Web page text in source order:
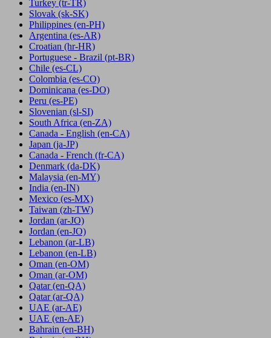
Turkey (tr-TR)
Slovak (sk-SK)
Philippines (en-PH)
Argentina (es-AR)
Croatian (hr-HR)
Portuguese - Brazil (pt-BR)
Chile (es-CL)
Colombia (es-CO)
Dominicana (es-DO)
Peru (es-PE)
Slovenian (sl-SI)
South Africa (en-ZA)
Canada - English (en-CA)
Japan (ja-JP)
Canada - French (fr-CA)
Denmark (da-DK)
Malaysia (en-MY)
India (en-IN)
Mexico (es-MX)
Taiwan (zh-TW)
Jordan (ar-JO)
Jordan (en-JO)
Lebanon (ar-LB)
Lebanon (en-LB)
Oman (en-OM)
Oman (ar-OM)
Qatar (en-QA)
Qatar (ar-QA)
UAE (ar-AE)
UAE (en-AE)
Bahrain (en-BH)